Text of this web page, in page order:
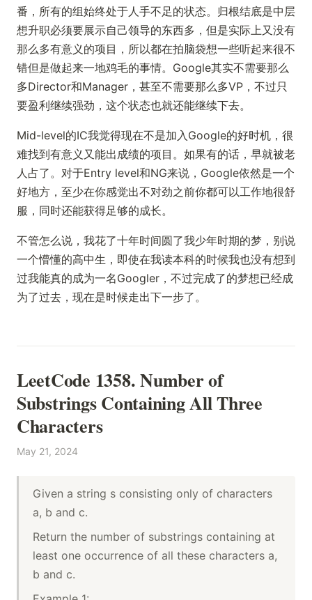
番，所有的组始终处于人手不足的状态。归根结底是中层
想升职必须要展示自己领导的东西多，但是实际上又没有
那么多有意义的项目，所以都在拍脑袋想一些听起来很不
错但是做起来一地鸡毛的事情。Google其实不需要那么
多Director和Manager，甚至不需要那么多VP，不过只
要盈利继续强劲，这个状态也就还能继续下去。
Mid-level的IC我觉得现在不是加入Google的好时机，很
难找到有意义又能出成绩的项目。如果有的话，早就被老
人占了。对于Entry level和NG来说，Google依然是一个
好地方，至少在你感觉出不对劲之前你都可以工作地很舒
服，同时还能获得足够的成长。
不管怎么说，我花了十年时间圆了我少年时期的梦，别说
一个懵懂的高中生，即使在我读本科的时候我也没有想到
过我能真的成为一名Googler，不过完成了的梦想已经成
为了过去，现在是时候走出下一步了。
LeetCode 1358. Number of
Substrings Containing All Three
Characters
May 21, 2024
Given a string s consisting only of characters
a, b and c.
Return the number of substrings containing at
least one occurrence of all these characters a,
b and c.